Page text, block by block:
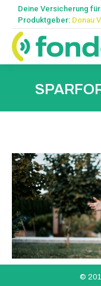
Deine Versicherung
Produktgeber: Donau
©